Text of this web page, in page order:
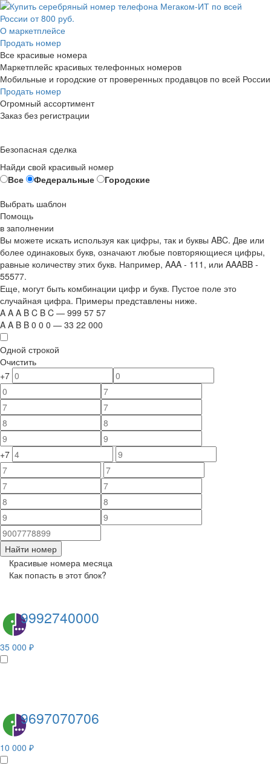
О маркетплейсе
Продать номер
Все красивые номера
Маркетплейс красивых телефонных номеров
Мобильные и городские от проверенных продавцов по всей России
Продать номер
Огромный ассортимент
Заказ без регистрации
Безопасная сделка
Найди свой красивый номер
Все
Федеральные
Городские
Выбрать шаблон
Помощь
в заполнении
Вы можете искать используя как цифры, так и буквы ABC. Две или
более одинаковых букв, означают любые повторяющиеся цифры,
равные количеству этих букв. Например, AAA - 111 , или AAABB -
55577.
Еще, могут быть комбинации цифр и букв. Пустое поле это
случайная цифра. Примеры представлены ниже.
A A A B C B C — 999 57 57
A A B B 0 0 0 — 33 22 000
Одной строкой
Очистить
+7
+7
Найти номер
Красивые номера месяца
Как попасть в этот блок?
9992740000
35 000 ₽
9697070706
10 000 ₽